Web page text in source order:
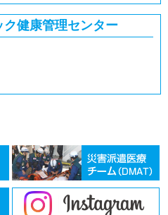
ク健康管理センター